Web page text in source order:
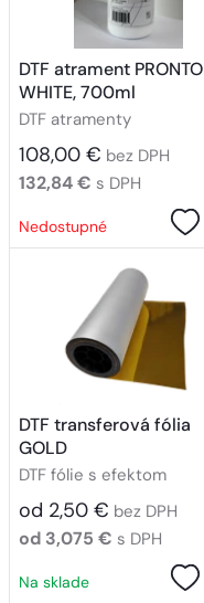
DTF atrament PRONTO
WHITE, 700ml
DTF atramenty
108,00 € bez DPH
132,84 € s DPH
Nedostupné
DTF transferová fólia
GOLD
DTF fólie s efektom
od 2,50 € bez DPH
od 3,075 € s DPH
Na sklade